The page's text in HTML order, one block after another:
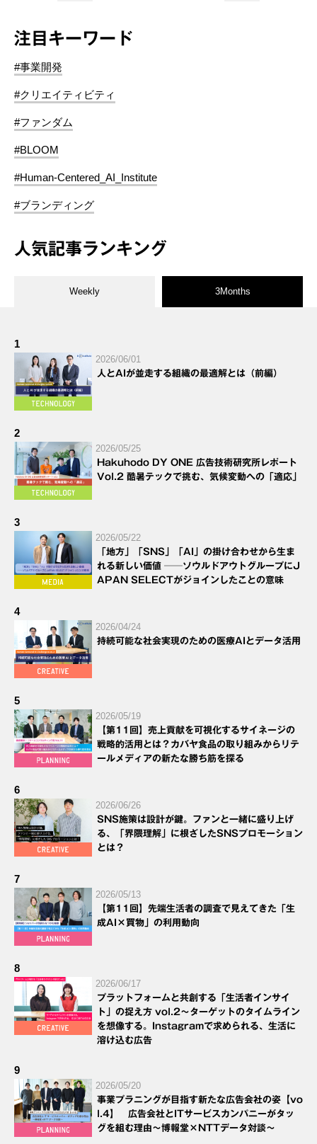
注目キーワード
#事業開発
#クリエイティビティ
#ファンダム
#BLOOM
#Human-Centered_AI_Institute
#ブランディング
人気記事ランキング
Weekly 3Months
1
2026/06/01
人とAIが並走する組織の最適解とは（前編）
2
2026/05/25
Hakuhodo DY ONE 広告技術研究所レポート
Vol.2 酷暑テックで挑む、気候変動への「適応」
3
2026/05/22
「地方」「SNS」「AI」の掛け合わせから生ま
れる新しい価値 ──ソウルドアウトグループにJ
APAN SELECTがジョインしたことの意味
4
2026/04/24
持続可能な社会実現のための医療AIとデータ活用
5
2026/05/19
【第11回】売上貢献を可視化するサイネージの
戦略的活用とは？カバヤ食品の取り組みからリテ
ールメディアの新たな勝ち筋を探る
6
2026/06/26
SNS施策は設計が鍵。ファンと一緒に盛り上げ
る、「界隈理解」に根ざしたSNSプロモーション
とは？
7
2026/05/13
【第11回】先端生活者の調査で見えてきた「生
成AI×買物」の利用動向
8
2026/06/17
プラットフォームと共創する「生活者インサイ
ト」の捉え方 vol.2～ターゲットのタイムライン
を想像する。Instagramで求められる、生活に
溶け込む広告
9
2026/05/20
事業プラニングが目指す新たな広告会社の姿【vo
l.4】 広告会社とITサービスカンパニーがタッ
グを組む理由～博報堂×NTTデータ対談～